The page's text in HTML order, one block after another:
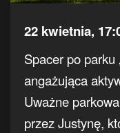
22 kwietnia,
Spacer po parku
angażująca
Uważne
przez Justynę,